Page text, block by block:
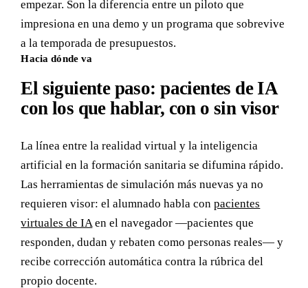
empezar. Son la diferencia entre un piloto que
impresiona en una demo y un programa que sobrevive
a la temporada de presupuestos.
Hacia dónde va
El siguiente paso: pacientes de IA
con los que hablar, con o sin visor
La línea entre la realidad virtual y la inteligencia
artificial en la formación sanitaria se difumina rápido.
Las herramientas de simulación más nuevas ya no
requieren visor: el alumnado habla conpacientes
virtuales de IAen el navegador —pacientes que
responden, dudan y rebaten como personas reales— y
recibe corrección automática contra la rúbrica del
propio docente.